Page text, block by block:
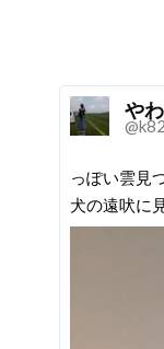
や
っぽい雲見
犬の遠吠に